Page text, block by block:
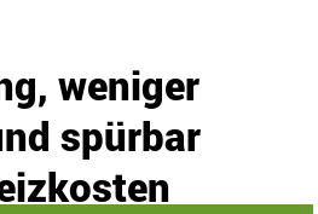
weniger
spürbar